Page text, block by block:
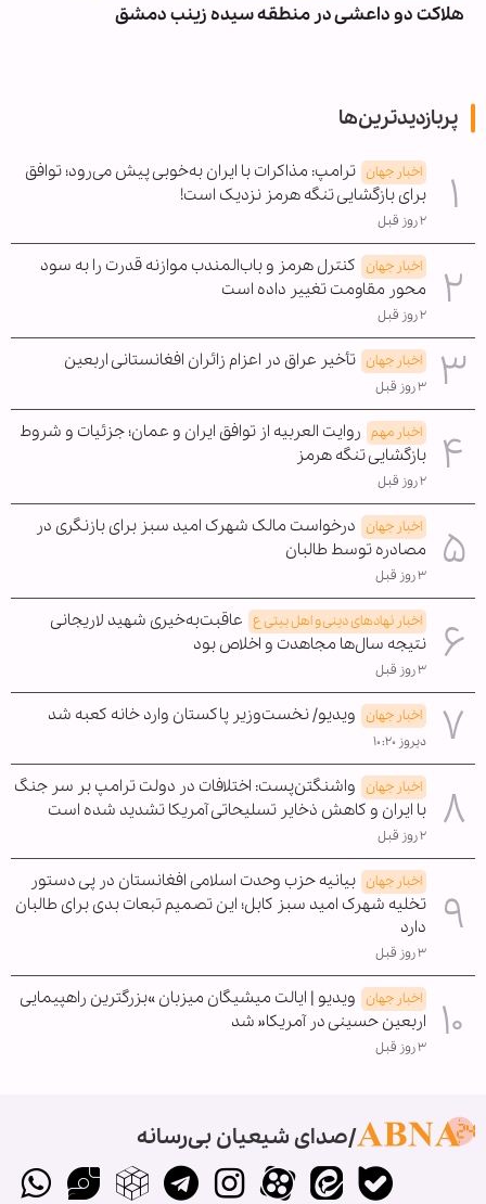
هلاکت دو داعشی در منطقه سیده زینب دمشق
پربازدیدترین‌ها
اخبار جهان ترامپ: مذاکرات با ایران به‌خوبی پیش می‌رود؛ توافق
برای بازگشایی تنگه هرمز نزدیک است!
۲ روز قبل
اخبار جهان کنترل هرمز و باب‌المندب موازنه قدرت را به سود
محور مقاومت تغییر داده است
۲ روز قبل
اخبار جهان تأخیر عراق در اعزام زائران افغانستانی اربعین
۳ روز قبل
اخبار مهم روایت العربیه از توافق ایران و عمان؛ جزئیات و شروط
بازگشایی تنگه هرمز
۲ روز قبل
اخبار جهان درخواست مالک شهرک امید سبز برای بازنگری در
مصادره توسط طالبان
۳ روز قبل
اخبار نهادهای دینی و اهل بیتی ع عاقبت‌به‌خیری شهید لاریجانی
نتیجه سال‌ها مجاهدت و اخلاص بود
۳ روز قبل
اخبار جهان ویدیو/ نخست‌وزیر پاکستان وارد خانه کعبه شد
دیروز ۱۰:۲۰
اخبار جهان واشنگتن‌پست: اختلافات در دولت ترامپ بر سر جنگ
با ایران و کاهش ذخایر تسلیحاتی آمریکا تشدید شده است
۲ روز قبل
اخبار جهان بیانیه حزب وحدت اسلامی افغانستان در پی دستور
تخلیه شهرک امید سبز کابل؛ این تصمیم تبعات بدی برای طالبان
دارد
۳ روز قبل
اخبار جهان ویدیو | ایالت میشیگان میزبان »بزرگترین راهپیمایی
اربعین حسینی در آمریکا« شد
۳ روز قبل
صدای شیعیان بی‌رسانه